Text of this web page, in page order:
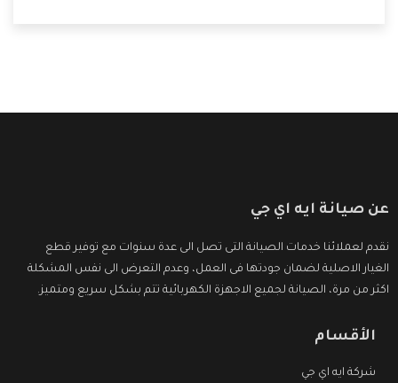
عن صيانة ايه اي جي
نقدم لعملائنا خدمات الصيانة التى تصل الى عدة سنوات مع توفير قطع
الغيار الاصلية لضمان جودتها فى العمل، وعدم التعرض الى نفس المشكلة
اكثر من مرة، الصيانة لجميع الاجهزة الكهربائية تتم بشكل سريع ومتميز.
الأقسام
شركة ايه اي جي